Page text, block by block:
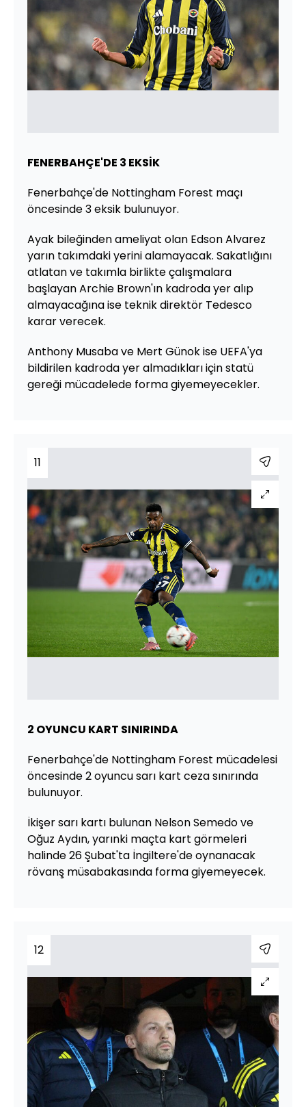
FENERBAHÇE'DE 3 EKSİK
Fenerbahçe'de Nottingham Forest maçı
öncesinde 3 eksik bulunuyor.
Ayak bileğinden ameliyat olan Edson Alvarez
yarın takımdaki yerini alamayacak. Sakatlığını
atlatan ve takımla birlikte çalışmalara
başlayan Archie Brown'ın kadroda yer alıp
almayacağına ise teknik direktör Tedesco
karar verecek.
Anthony Musaba ve Mert Günok ise UEFA'ya
bildirilen kadroda yer almadıkları için statü
gereği mücadelede forma giyemeyecekler.
11
2 OYUNCU KART SINIRINDA
Fenerbahçe'de Nottingham Forest mücadelesi
öncesinde 2 oyuncu sarı kart ceza sınırında
bulunuyor.
İkişer sarı kartı bulunan Nelson Semedo ve
Oğuz Aydın, yarınki maçta kart görmeleri
halinde 26 Şubat'ta İngiltere'de oynanacak
rövanş müsabakasında forma giyemeyecek.
12